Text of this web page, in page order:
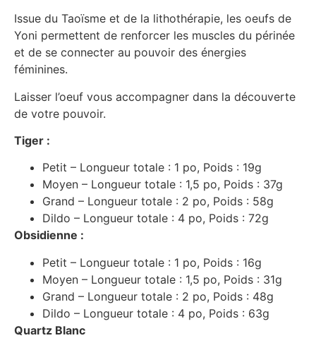
Issue du Taoïsme et de la lithothérapie, les oeufs de
Yoni permettent de renforcer les muscles du périnée
et de se connecter au pouvoir des énergies
féminines.
Laisser l’oeuf vous accompagner dans la découverte
de votre pouvoir.
Tiger :
Petit – Longueur totale : 1 po, Poids : 19g
Moyen – Longueur totale : 1,5 po, Poids : 37g
Grand – Longueur totale : 2 po, Poids : 58g
Dildo – Longueur totale : 4 po, Poids : 72g
Obsidienne :
Petit – Longueur totale : 1 po, Poids : 16g
Moyen – Longueur totale : 1,5 po, Poids : 31g
Grand – Longueur totale : 2 po, Poids : 48g
Dildo – Longueur totale : 4 po, Poids : 63g
Quartz Blanc